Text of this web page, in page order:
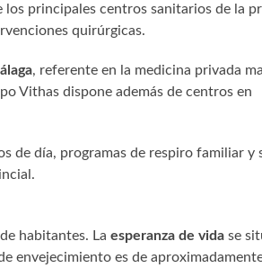
los principales centros sanitarios de la
quirúrgicas.
, referente en la medicina privada
Vithas dispone además de centros en
de día, programas de respiro familiar y
habitantes. La esperanza de vida se
envejecimiento es de